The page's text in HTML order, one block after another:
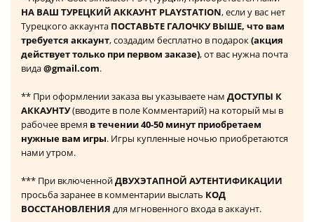
НА ВАШ ТУРЕЦКИЙ АККАУНТ PLAYSTATION, если у вас нет
Турецкого аккаунта ПОСТАВЬТЕ ГАЛОЧКУ ВЫШЕ, что вам
требуется аккаунт, создадим бесплатно в подарок(акция
действует только при первом заказе), от вас нужна почта
вида@gmail.com.
** При оформлении заказа вы указываете нам ДОСТУПЫ К
АККАУНТУ(вводите в поле Комментарий) на который мы в
рабочее время в течении 40-50 минут приобретаем
нужные вам игры. Игры купленные ночью приобретаются
нами утром.
*** При включеннойДВУХЭТАПНОЙ АУТЕНТИФИКАЦИИ
просьба заранее в комментарии выслать КОД
ВОССТАНОВЛЕНИЯ для мгновенного входа в аккаунт.